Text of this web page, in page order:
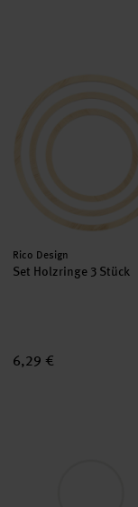
Hersteller:
Rico Design
Set Holzringe 3 Stück
6,29 €